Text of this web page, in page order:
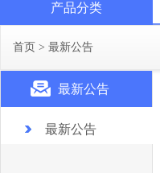
产品分类
首页 > 最新公告
最新公告
最新公告